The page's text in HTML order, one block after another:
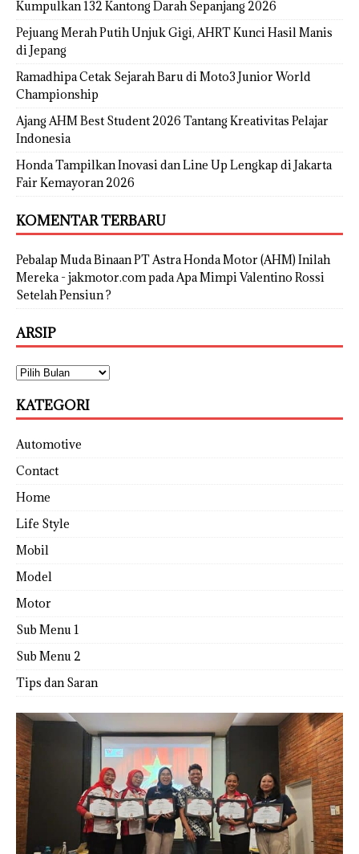
Kumpulkan 132 Kantong Darah Sepanjang 2026
Pejuang Merah Putih Unjuk Gigi, AHRT Kunci Hasil Manis
di Jepang
Ramadhipa Cetak Sejarah Baru di Moto3 Junior World
Championship
Ajang AHM Best Student 2026 Tantang Kreativitas Pelajar
Indonesia
Honda Tampilkan Inovasi dan Line Up Lengkap di Jakarta
Fair Kemayoran 2026
KOMENTAR TERBARU
Pebalap Muda Binaan PT Astra Honda Motor (AHM) Inilah
Mereka - jakmotor.compada Apa Mimpi Valentino Rossi
Setelah Pensiun ?
ARSIP
KATEGORI
Automotive
Contact
Home
Life Style
Mobil
Model
Motor
Sub Menu 1
Sub Menu 2
Tips dan Saran